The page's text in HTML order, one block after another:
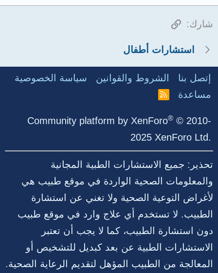
شارك: الرابط
استشارات أطفال
إتصل بنا الشروط والقوانين
سياسة الخصوصية
مساعدة
R
Community platform by XenForo® © 2010-
2025 XenForo Ltd.
تحذير: جميع الاستشارات الطبية المجانية
والمعلومات الصحية الواردة في موقع طبيب هي
لأغراض التوعية الصحية ولا تغني عن استشارة
الطبيب. لا تستخدم أي علاج وارد في موقع طبيب
دون استشارة الطبيب، كما لا يجب أن تعتبر
الاستشارات الطبية عن بعد كبديل للتشخيص أو
المعالجة من الطبيب المؤهل لتقديم الرعاية الصحية.